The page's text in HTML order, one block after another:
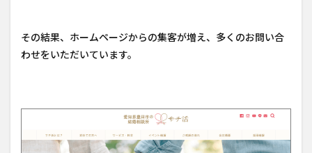
その結果、ホームページからの集客が増え、多くのお問い合
わせをいただいています。